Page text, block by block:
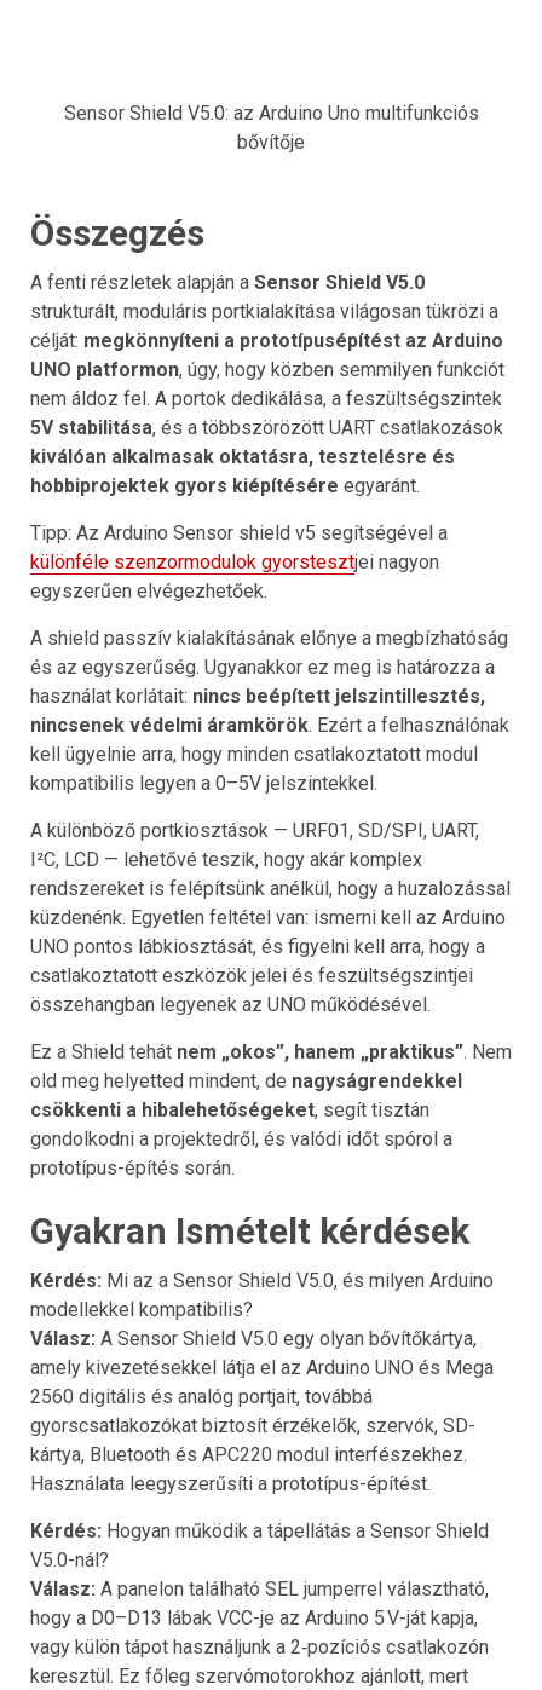
Sensor Shield V5.0: az Arduino Uno multifunkciós
bővítője
Összegzés
A fenti részletek alapján a Sensor Shield V5.0
strukturált, moduláris portkialakítása világosan tükrözi a
célját: megkönnyíteni a prototípusépítést az Arduino
UNO platformon, úgy, hogy közben semmilyen funkciót
nem áldoz fel. A portok dedikálása, a feszültségszintek
5V stabilitása, és a többszörözött UART csatlakozások
kiválóan alkalmasak oktatásra, tesztelésre és
hobbiprojektek gyors kiépítésére egyaránt.
Tipp: Az Arduino Sensor shield v5 segítségével a
különféle szenzormodulok gyorstesztjei nagyon
egyszerűen elvégezhetőek.
A shield passzív kialakításának előnye a megbízhatóság
és az egyszerűség. Ugyanakkor ez meg is határozza a
használat korlátait: nincs beépített jelszintillesztés,
nincsenek védelmi áramkörök. Ezért a felhasználónak
kell ügyelnie arra, hogy minden csatlakoztatott modul
kompatibilis legyen a 0–5V jelszintekkel.
A különböző portkiosztások — URF01, SD/SPI, UART,
I²C, LCD — lehetővé teszik, hogy akár komplex
rendszereket is felépítsünk anélkül, hogy a huzalozással
küzdenénk. Egyetlen feltétel van: ismerni kell az Arduino
UNO pontos lábkiosztását, és figyelni kell arra, hogy a
csatlakoztatott eszközök jelei és feszültségszintjei
összehangban legyenek az UNO működésével.
Ez a Shield tehát nem „okos”, hanem „praktikus”. Nem
old meg helyetted mindent, de nagyságrendekkel
csökkenti a hibalehetőségeket, segít tisztán
gondolkodni a projektedről, és valódi időt spórol a
prototípus-építés során.
Gyakran Ismételt kérdések
Kérdés: Mi az a Sensor Shield V5.0, és milyen Arduino
modellekkel kompatibilis?
Válasz: A Sensor Shield V5.0 egy olyan bővítőkártya,
amely kivezetésekkel látja el az Arduino UNO és Mega
2560 digitális és analóg portjait, továbbá
gyorscsatlakozókat biztosít érzékelők, szervók, SD-
kártya, Bluetooth és APC220 modul interfészekhez.
Használata leegyszerűsíti a prototípus-építést.
Kérdés: Hogyan működik a tápellátás a Sensor Shield
V5.0-nál?
Válasz: A panelon található SEL jumperrel választható,
hogy a D0–D13 lábak VCC-je az Arduino 5 V-ját kapja,
vagy külön tápot használjunk a 2‑pozíciós csatlakozón
keresztül. Ez főleg szervómotorokhoz ajánlott, mert